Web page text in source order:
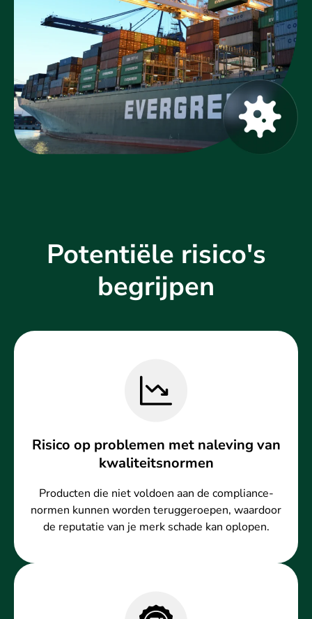
Potentiële risico's
begrijpen
Risico op problemen met naleving van
kwaliteitsnormen
Producten die niet voldoen aan de compliance-
normen kunnen worden teruggeroepen, waardoor
de reputatie van je merk schade kan oplopen.